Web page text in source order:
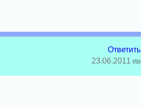
Ответить
23.06.2011